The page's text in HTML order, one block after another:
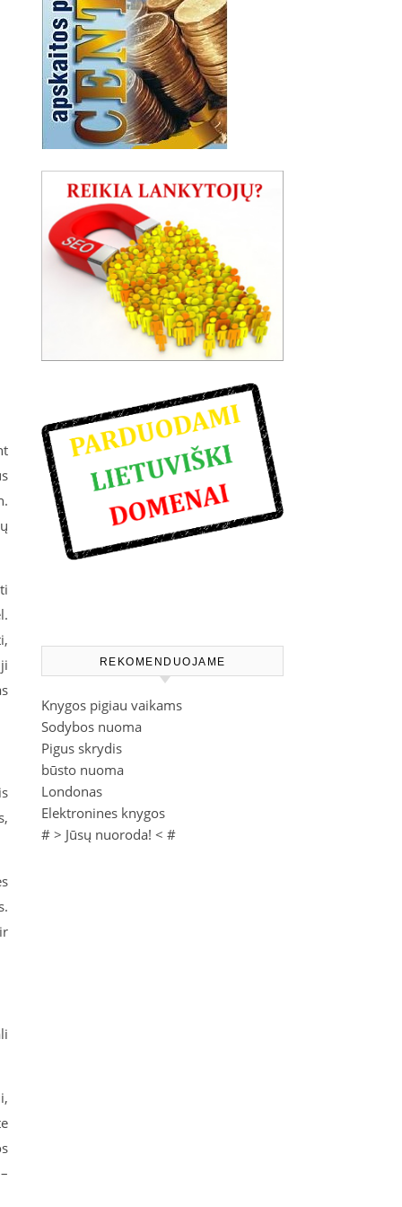
REKOMENDUOJAME
Knygos pigiau vaikams
Sodybos nuoma
Pigus skrydis
būsto nuoma
Londonas
Elektronines knygos
# > Jūsų nuoroda! < #